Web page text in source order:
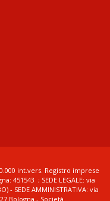
int.vers. Registro imprese
451543 ; SEDE LEGALE: via
- SEDE AMMINISTRATIVA: via
Bologna - Società